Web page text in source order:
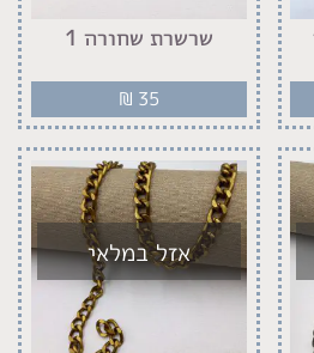
שרשרת שחורה 1
₪ 35
אזל במלאי